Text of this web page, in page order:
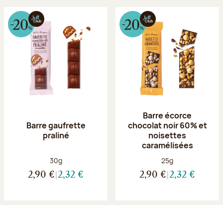
Barre gaufrette
praliné
Poids net :
30g
2,90 € 2,32 €
Barre écorce
chocolat noir 60% et
noisettes
caramélisées
Poids net :
25g
2,90 € 2,32 €